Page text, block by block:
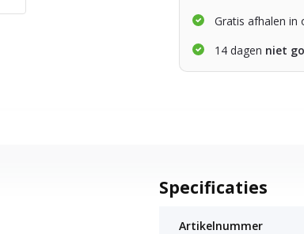
Gratis afhalen in
14 dagen niet
Specificaties
Artikelnummer